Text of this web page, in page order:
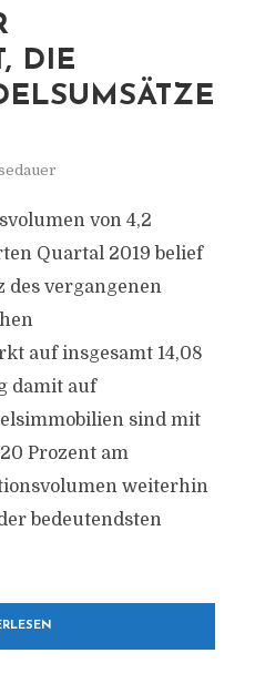
DIE
von 4,2
Quartal 2019 belief
des vergangenen
auf insgesamt 14,08
damit auf
sind mit
Prozent am
weiterhin
bedeutendsten